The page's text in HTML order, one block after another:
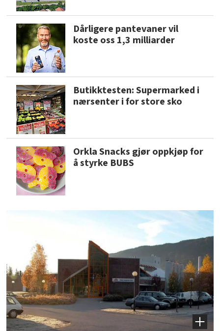
Dårligere pantevaner vil
koste oss 1,3 milliarder
Butikktesten: Supermarked i
nærsenter i for store sko
Orkla Snacks gjør oppkjøp for
å styrke BUBS